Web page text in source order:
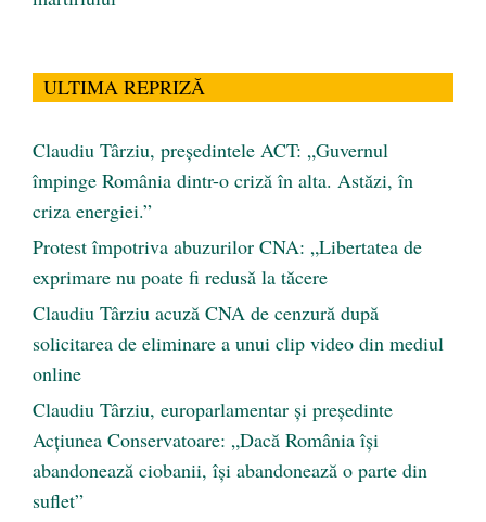
ULTIMA REPRIZĂ
Claudiu Târziu, președintele ACT: „Guvernul
împinge România dintr-o criză în alta. Astăzi, în
criza energiei.”
Protest împotriva abuzurilor CNA: „Libertatea de
exprimare nu poate fi redusă la tăcere
Claudiu Târziu acuză CNA de cenzură după
solicitarea de eliminare a unui clip video din mediul
online
Claudiu Târziu, europarlamentar și președinte
Acțiunea Conservatoare: „Dacă România își
abandonează ciobanii, își abandonează o parte din
suflet”